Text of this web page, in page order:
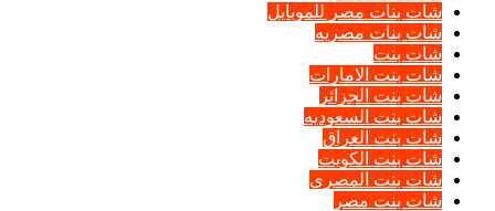
شات بنات مصر للموبايل
شات بنات مصريه
شات بنت
شات بنت الامارات
شات بنت الجزائر
شات بنت السعوديه
شات بنت العراق
شات بنت الكويت
شات بنت المصرى
شات بنت مصر